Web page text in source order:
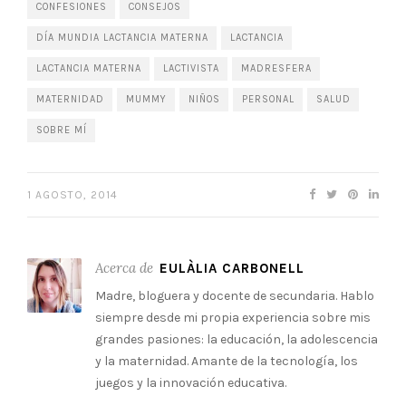
CONFESIONES CONSEJOS
DÍA MUNDIA LACTANCIA MATERNA LACTANCIA
LACTANCIA MATERNA LACTIVISTA MADRESFERA
MATERNIDAD MUMMY NIÑOS PERSONAL SALUD
SOBRE MÍ
1 AGOSTO, 2014
Acerca de EULÀLIA CARBONELL
Madre, bloguera y docente de secundaria. Hablo
siempre desde mi propia experiencia sobre mis
grandes pasiones: la educación, la adolescencia
y la maternidad. Amante de la tecnología, los
juegos y la innovación educativa.